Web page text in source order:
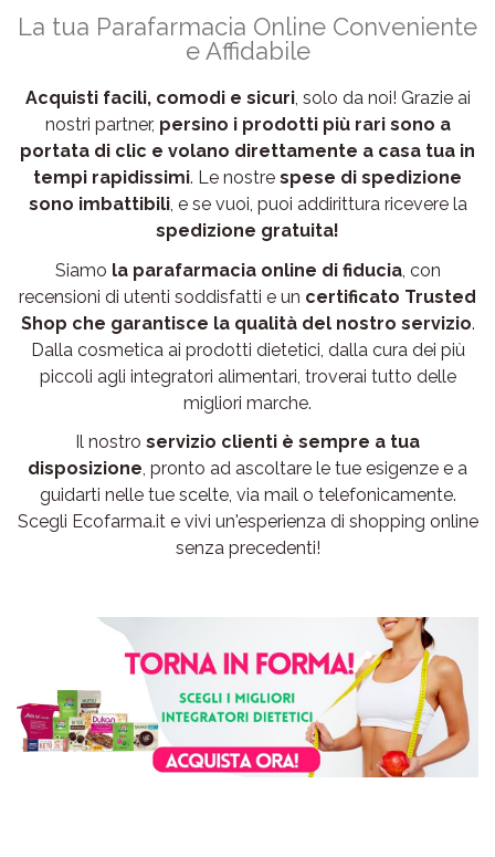
La tua Parafarmacia Online Conveniente
e Affidabile
Acquisti facili, comodi e sicuri, solo da noi! Grazie ai
nostri partner, persino i prodotti più rari sono a
portata di clic e volano direttamente a casa tua in
tempi rapidissimi. Le nostre spese di spedizione
sono imbattibili, e se vuoi, puoi addirittura ricevere la
spedizione gratuita!
Siamo la parafarmacia online di fiducia, con
recensioni di utenti soddisfatti e un certificato Trusted
Shop che garantisce la qualità del nostro servizio.
Dalla cosmetica ai prodotti dietetici, dalla cura dei più
piccoli agli integratori alimentari, troverai tutto delle
migliori marche.
Il nostro servizio clienti è sempre a tua
disposizione, pronto ad ascoltare le tue esigenze e a
guidarti nelle tue scelte, via mail o telefonicamente.
Scegli Ecofarma.it e vivi un'esperienza di shopping online
senza precedenti!